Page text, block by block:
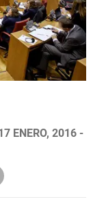
ENERO, 2016 -